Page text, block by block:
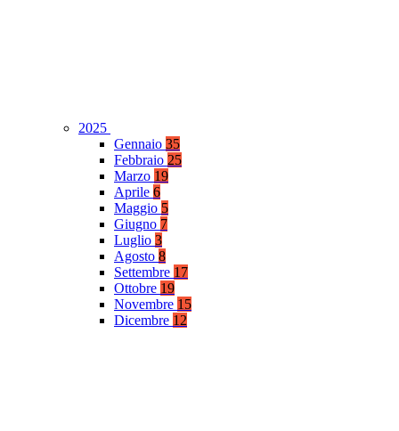
2025
Gennaio 35
Febbraio 25
Marzo 19
Aprile 6
Maggio 5
Giugno 7
Luglio 3
Agosto 8
Settembre 17
Ottobre 19
Novembre 15
Dicembre 12